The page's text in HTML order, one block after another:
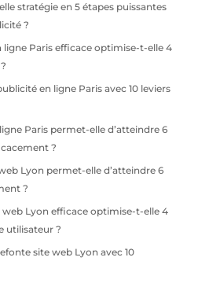
stratégie en 5 étapes puissantes
?
Paris efficace optimise-t-elle 4
en ligne Paris avec 10 leviers
Paris permet-elle d’atteindre 6
?
Lyon permet-elle d’atteindre 6
?
Lyon efficace optimise-t-elle 4
utilisateur ?
site web Lyon avec 10